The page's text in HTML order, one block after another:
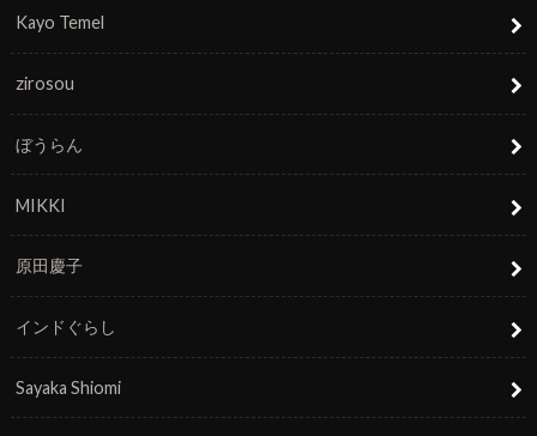
Kayo Temel
zirosou
ぼうらん
MIKKI
原田慶子
インドぐらし
Sayaka Shiomi